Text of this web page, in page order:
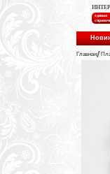
единая
Главная